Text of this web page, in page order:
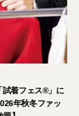
2026年9月5日・6
読者の皆さまをご